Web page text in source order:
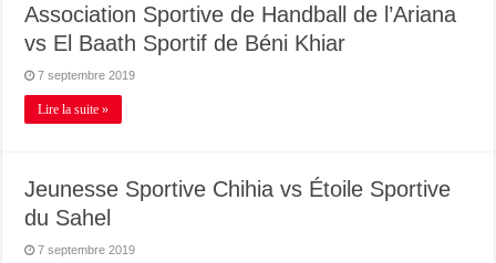
Association Sportive de Handball de l’Ariana
vs El Baath Sportif de Béni Khiar
7 septembre 2019
Lire la suite »
Jeunesse Sportive Chihia vs Étoile Sportive
du Sahel
7 septembre 2019